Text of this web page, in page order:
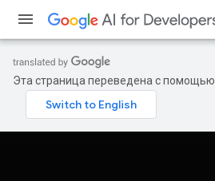
Эта страница переведена с помощью